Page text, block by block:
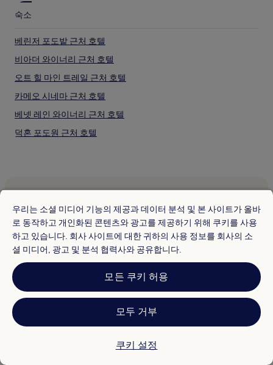
숙소
베린저 포도밭 근처 호텔
비아더 와이너리 근처 호텔
오트 힐 마인 트레일 근처 호텔
카메오 시네마 근처 호텔
베넷 레인 와이너리 근처 호텔
덕혼 포도원 근처 호텔
어드벤티스트 헬스 세인트 헬레나 근처 호텔
세인트 헬레나 병원 근처 호텔
칼리스토가의 수영장이 있는 호텔
칼리스토가의 반려동물 동반 가능 호텔
칼리스토가의 저렴한 호텔
칼리스토가의 3성급 호텔
칼리스토가의 온천 호텔
칼리스토가의 스파가 있는 리조트 및 호텔
인기 도시
일본의 호텔
싱가포르 호텔
미국의 호텔
우리는 소셜 미디어 기능의 제공과 데이터 분석 및 본 사이트가 올바
로 동작하고 개인화된 콘텐츠와 광고를 제공하기 위해 쿠키를 사용
하고 있습니다. 회사 사이트에 대한 귀하의 사용 정보를 회사의 소
셜 미디어, 광고 및 분석 협력사와 공유합니다.
모든 쿠키 허용
모두 거부
쿠키 설정